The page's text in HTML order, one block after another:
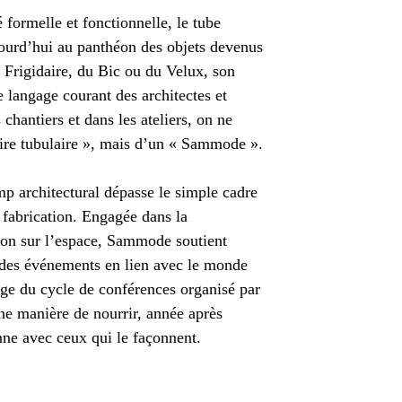
formelle et fonctionnelle, le tube
au panthéon des objets devenus
Frigidaire, du Bic ou du Velux, son
langage courant des architectes et
et dans les ateliers, on ne
tubulaire », mais d’un « Sammode ».
architectural dépasse le simple cadre
Engagée dans la
sur l’espace, Sammode soutient
événements en lien avec le monde
du cycle de conférences organisé par
manière de nourrir, année après
avec ceux qui le façonnent.